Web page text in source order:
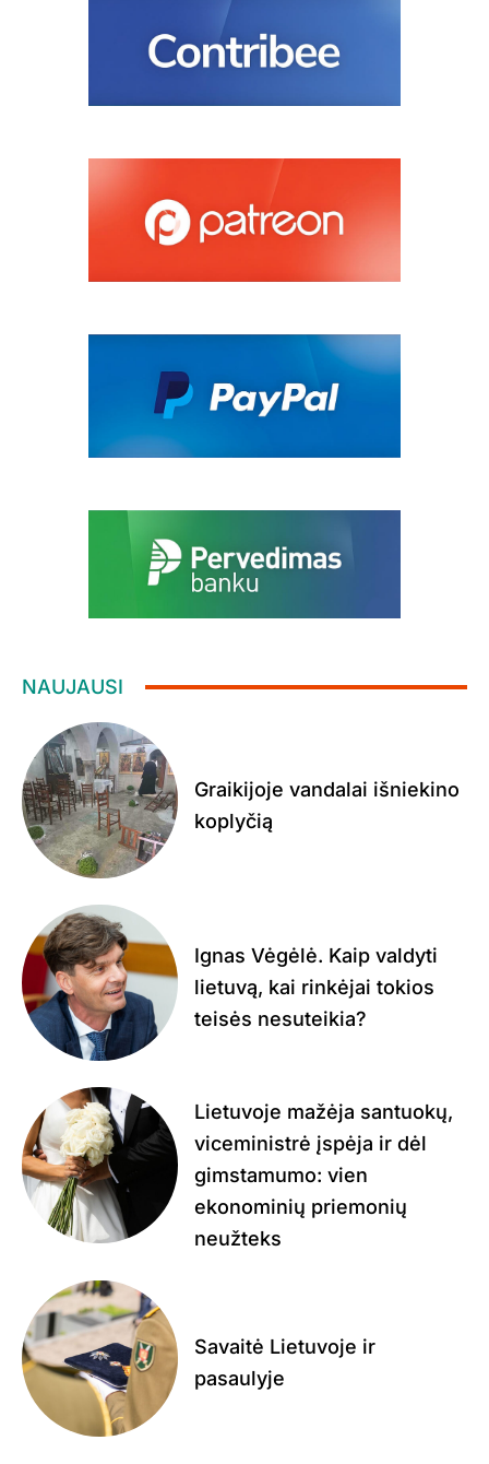
NAUJAUSI
Graikijoje vandalai išniekino
koplyčią
Ignas Vėgėlė. Kaip valdyti
lietuvą, kai rinkėjai tokios
teisės nesuteikia?
Lietuvoje mažėja santuokų,
viceministrė įspėja ir dėl
gimstamumo: vien
ekonominių priemonių
neužteks
Savaitė Lietuvoje ir
pasaulyje